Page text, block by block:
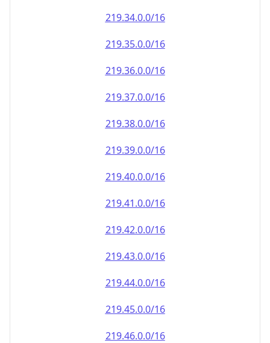
219.34.0.0/16
219.35.0.0/16
219.36.0.0/16
219.37.0.0/16
219.38.0.0/16
219.39.0.0/16
219.40.0.0/16
219.41.0.0/16
219.42.0.0/16
219.43.0.0/16
219.44.0.0/16
219.45.0.0/16
219.46.0.0/16